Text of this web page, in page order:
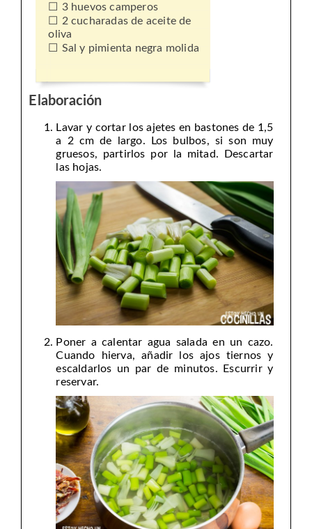
3 huevos camperos
2 cucharadas de aceite de
oliva
Sal y pimienta negra molida
Elaboración
Lavar y cortar los ajetes en bastones de 1,5
a 2 cm de largo. Los bulbos, si son muy
gruesos, partirlos por la mitad. Descartar
las hojas.
Poner a calentar agua salada en un cazo.
Cuando hierva, añadir los ajos tiernos y
escaldarlos un par de minutos. Escurrir y
reservar.